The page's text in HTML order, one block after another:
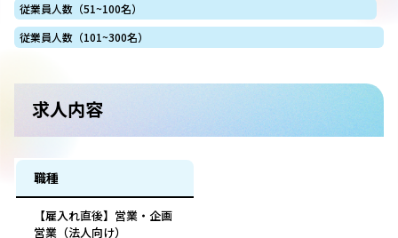
従業員人数（51~100名）
従業員人数（101~300名）
求人内容
職種
【雇入れ直後】営業・企画
営業（法人向け）